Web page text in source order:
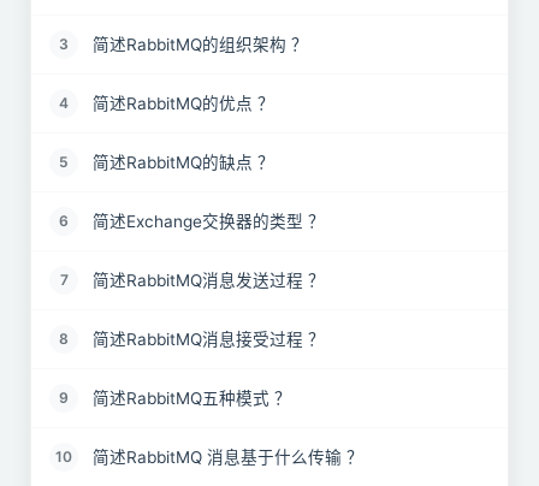
3 简述RabbitMQ的组织架构 ？
4 简述RabbitMQ的优点 ？
5 简述RabbitMQ的缺点 ？
6 简述Exchange交换器的类型 ？
7 简述RabbitMQ消息发送过程 ？
8 简述RabbitMQ消息接受过程 ？
9 简述RabbitMQ五种模式 ？
10 简述RabbitMQ 消息基于什么传输 ？